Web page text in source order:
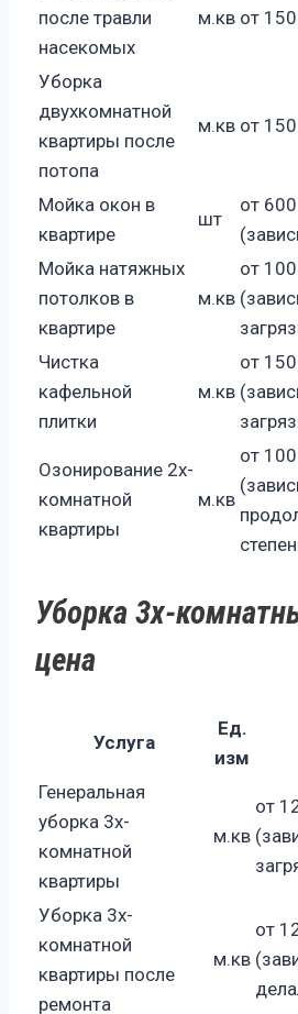
после травли
насекомых
м.кв от
Уборка
двухкомнатной
квартиры после
потопа
м.кв от
Мойка окон в
квартире
шт
от
Мойка натяжных
потолков в
квартире
м.кв
от
Чистка
кафельной
плитки
м.кв
от
Озонирование 2х-
комнатной
квартиры
м.кв
от
Уборка 3х-
цена
Услуга
Ед.
изм
Генеральная
уборка 3х-
комнатной
квартиры
м.кв
от
Уборка 3х-
комнатной
квартиры после
ремонта
м.кв
от